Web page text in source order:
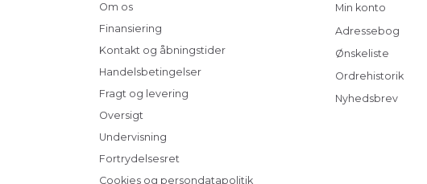
Om os
Finansiering
Kontakt og åbningstider
Handelsbetingelser
Fragt og levering
Oversigt
Undervisning
Fortrydelsesret
Cookies og persondatapolitik
Min konto
Adressebog
Ønskeliste
Ordrehistorik
Nyhedsbrev